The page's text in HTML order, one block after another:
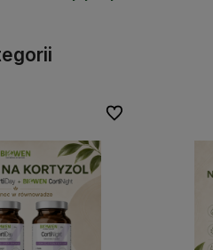
Do ulubionych
Do ulubionych